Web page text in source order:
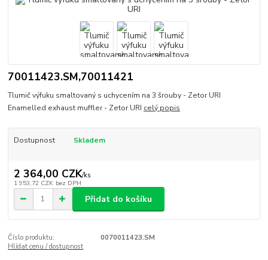
70011423.SM,70011421
Tlumič výfuku smaltovaný s uchycením na 3 šrouby - Zetor URI
Enamelled exhaust muffler - Zetor URI celý popis
Dostupnost Skladem
2 364,00 CZK/ks
1 953,72 CZK bez DPH
Přidat do košíku
Číslo produktu:
0070011423.SM
Hlídat cenu / dostupnost